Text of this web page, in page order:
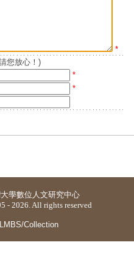
*
您放心！)
*
*
學數位人文研究中心
- 2026. All rights reserved
Collection